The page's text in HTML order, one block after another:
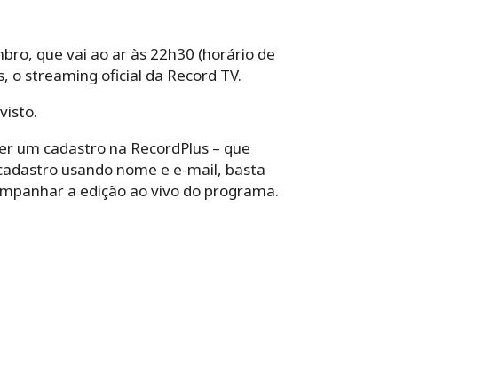
que vai ao ar às 22h30 (horário de
o streaming oficial da Record TV.
um cadastro na RecordPlus – que
usando nome e e-mail, basta
a edição ao vivo do programa.